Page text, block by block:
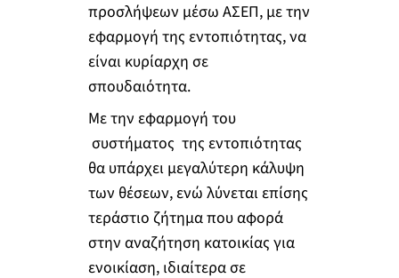
προσλήψεων μέσω ΑΣΕΠ, με την
εφαρμογή της εντοπιότητας, να
είναι κυρίαρχη σε
σπουδαιότητα.
Με την εφαρμογή του
συστήματος της εντοπιότητας
θα υπάρχει μεγαλύτερη κάλυψη
των θέσεων, ενώ λύνεται επίσης
τεράστιο ζήτημα που αφορά
στην αναζήτηση κατοικίας για
ενοικίαση, ιδιαίτερα σε